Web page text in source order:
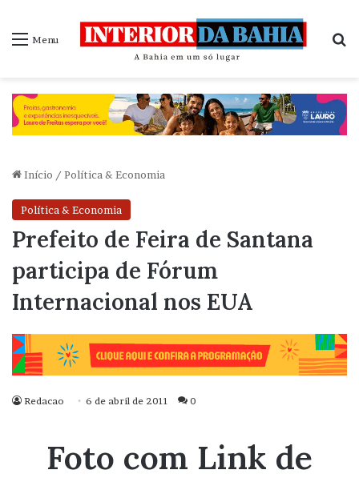
Menu
Início / Política & Economia
Política & Economia
Prefeito de Feira de Santana
participa de Fórum
Internacional nos EUA
Redacao 6 de abril de 2011 0
Foto com Link de